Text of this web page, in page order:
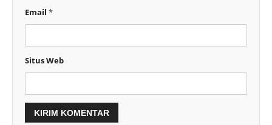
Email *
Situs Web